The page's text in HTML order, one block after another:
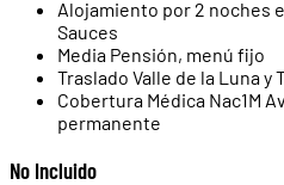
Alojamiento por 2 noches
Sauces
Media Pensión, menú fijo
Traslado Valle de la Luna y
Cobertura Médica Nac1M
permanente
No Incluido